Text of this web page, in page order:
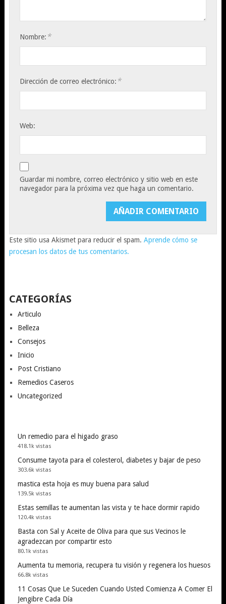
Nombre: *
Dirección de correo electrónico: *
Web:
Guardar mi nombre, correo electrónico y sitio web en este
navegador para la próxima vez que haga un comentario.
Este sitio usa Akismet para reducir el spam. Aprende cómo se
procesan los datos de tus comentarios.
CATEGORÍAS
Articulo
Belleza
Consejos
Inicio
Post Cristiano
Remedios Caseros
Uncategorized
Un remedio para el higado graso
418.1k vistas
Consume tayota para el colesterol, diabetes y bajar de peso
303.6k vistas
mastica esta hoja es muy buena para salud
139.5k vistas
Estas semillas te aumentan las vista y te hace dormir rapido
120.4k vistas
Basta con Sal y Aceite de Oliva para que sus Vecinos le
agradezcan por compartir esto
80.1k vistas
Aumenta tu memoria, recupera tu visión y regenera los huesos
66.8k vistas
11 Cosas Que Le Suceden Cuando Usted Comienza A Comer El
Jengibre Cada Día